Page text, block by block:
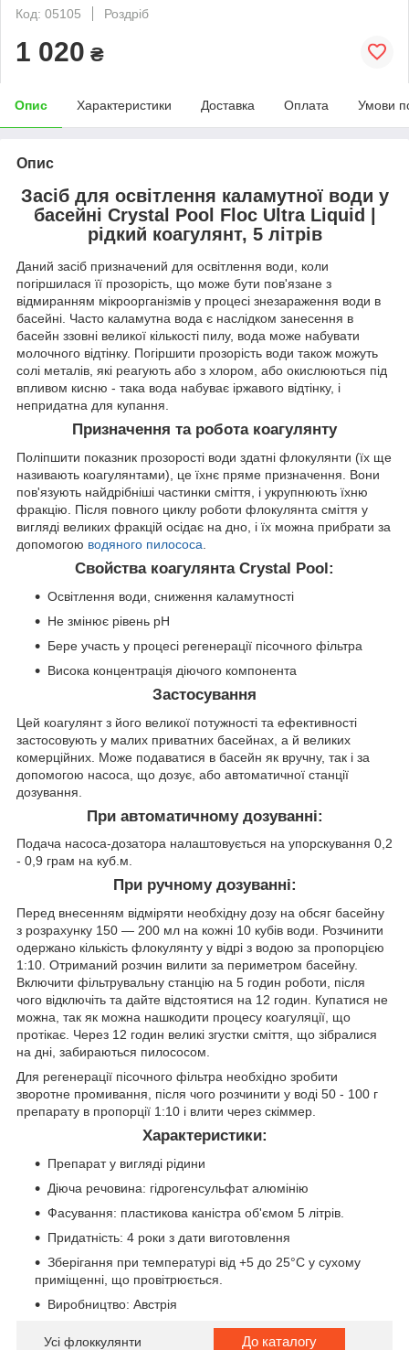
Код: 05105
Роздріб
1 020 ₴
Опис Характеристики Доставка Оплата Умови
Опис
Засіб для освітлення каламутної води у
басейні Crystal Pool Floc Ultra Liquid |
рідкий коагулянт, 5 літрів
Даний засіб призначений для освітлення води, коли
погіршилася її прозорість, що може бути пов'язане з
відмиранням мікроорганізмів у процесі знезараження води в
басейні. Часто каламутна вода є наслідком занесення в
басейн ззовні великої кількості пилу, вода може набувати
молочного відтінку. Погіршити прозорість води також можуть
солі металів, які реагують або з хлором, або окислюються під
впливом кисню - така вода набуває іржавого відтінку, і
непридатна для купання.
Призначення та робота коагулянту
Поліпшити показник прозорості води здатні флокулянти (їх ще
називають коагулянтами), це їхнє пряме призначення. Вони
пов'язують найдрібніші частинки сміття, і укрупнюють їхню
фракцію. Після повного циклу роботи флокулянта сміття у
вигляді великих фракцій осідає на дно, і їх можна прибрати за
допомогою водяного пилососа.
Свойства коагулянта Crystal Pool:
Освітлення води, сниження каламутності
Не змінює рівень pH
Бере участь у процесі регенерації пісочного фільтра
Висока концентрація діючого компонента
Застосування
Цей коагулянт з його великої потужності та ефективності
застосовують у малих приватних басейнах, а й великих
комерційних. Може подаватися в басейн як вручну, так і за
допомогою насоса, що дозує, або автоматичної станції
дозування.
При автоматичному дозуванні:
Подача насоса-дозатора налаштовується на упорскування 0,2
- 0,9 грам на куб.м.
При ручному дозуванні:
Перед внесенням відміряти необхідну дозу на обсяг басейну
з розрахунку 150 — 200 мл на кожні 10 кубів води. Розчинити
одержано кількість флокулянту у відрі з водою за пропорцією
1:10. Отриманий розчин вилити за периметром басейну.
Включити фільтрувальну станцію на 5 годин роботи, після
чого відключіть та дайте відстоятися на 12 годин. Купатися не
можна, так як можна нашкодити процесу коагуляції, що
протікає. Через 12 годин великі згустки сміття, що зібралися
на дні, забираються пилососом.
Для регенерації пісочного фільтра необхідно зробити
зворотне промивання, після чого розчинити у воді 50 - 100 г
препарату в пропорції 1:10 і влити через скіммер.
Характеристики:
Препарат у вигляді рідини
Діюча речовина: гідрогенсульфат алюмінію
Фасування: пластикова каністра об'ємом 5 літрів.
Придатність: 4 роки з дати виготовлення
Зберігання при температурі від +5 до 25°C у сухому
приміщенні, що провітрюється.
Виробництво: Австрія
Усі флоккулянти До каталогу